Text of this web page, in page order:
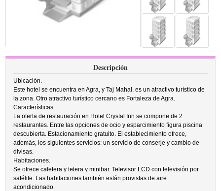
Descripción
Ubicación.
Este hotel se encuentra en Agra, y Taj Mahal, es un atractivo turístico de
la zona. Otro atractivo turístico cercano es Fortaleza de Agra.
Características.
La oferta de restauración en Hotel Crystal Inn se compone de 2
restaurantes. Entre las opciones de ocio y esparcimiento figura piscina
descubierta. Estacionamiento gratuito. El establecimiento ofrece,
además, los siguientes servicios: un servicio de conserje y cambio de
divisas.
Habitaciones.
Se ofrece cafetera y tetera y minibar. Televisor LCD con televisión por
satélite. Las habitaciones también están provistas de aire
acondicionado.